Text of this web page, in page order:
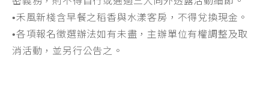
•禾風新棧含早餐之稻香與水漾客房，不得兌換現金。
•各項報名徵選辦法如有未盡，主辦單位有權調整及取
消活動，並另行公告之。